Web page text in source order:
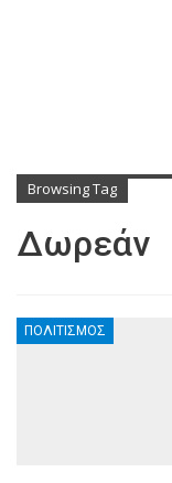
Browsing Tag
Δωρεάν
ΠΟΛΙΤΙΣΜΌΣ